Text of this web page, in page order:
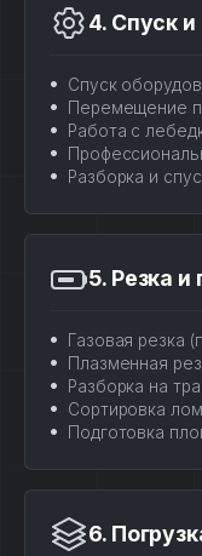
4. Спуск
Спуск
Перемещение
Работа с
Разборка и
5. Резка и
Газовая резка
Плазменная
Разборка на
Сортировка
Подготовка
6.